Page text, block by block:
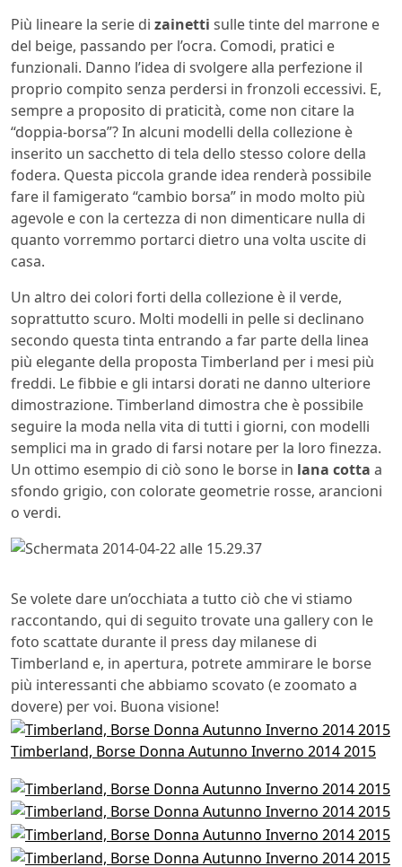
Più lineare la serie di zainetti sulle tinte del marrone e
del beige, passando per l’ocra. Comodi, pratici e
funzionali. Danno l’idea di svolgere alla perfezione il
proprio compito senza perdersi in fronzoli eccessivi. E,
sempre a proposito di praticità, come non citare la
“doppia-borsa”? In alcuni modelli della collezione è
inserito un sacchetto di tela dello stesso colore della
fodera. Questa piccola grande idea renderà possibile
fare il famigerato “cambio borsa” in modo molto più
agevole e con la certezza di non dimenticare nulla di
quanto vorremmo portarci dietro una volta uscite di
casa.
Un altro dei colori forti della collezione è il verde,
soprattutto scuro. Molti modelli in pelle si declinano
secondo questa tinta entrando a far parte della linea
più elegante della proposta Timberland per i mesi più
freddi. Le fibbie e gli intarsi dorati ne danno ulteriore
dimostrazione. Timberland dimostra che è possibile
seguire la moda nella vita di tutti i giorni, con modelli
semplici ma in grado di farsi notare per la loro finezza.
Un ottimo esempio di ciò sono le borse in lana cotta a
sfondo grigio, con colorate geometrie rosse, arancioni
o verdi.
Se volete dare un’occhiata a tutto ciò che vi stiamo
raccontando, qui di seguito trovate una gallery con le
foto scattate durante il press day milanese di
Timberland e, in apertura, potrete ammirare le borse
più interessanti che abbiamo scovato (e zoomato a
dovere) per voi. Buona visione!
Timberland, Borse Donna Autunno Inverno 2014 2015